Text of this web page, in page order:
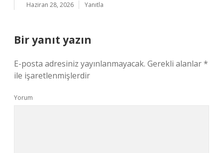
Haziran 28, 2026 Yanıtla
Bir yanıt yazın
E-posta adresiniz yayınlanmayacak. Gerekli alanlar*
ile işaretlenmişlerdir
Yorum